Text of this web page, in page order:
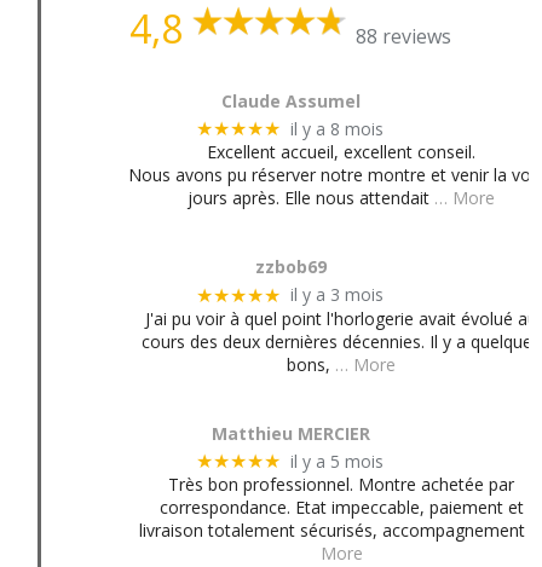
4,8 88 reviews
Claude Assumel
★★★★★ il y a 8 mois
Excellent accueil, excellent conseil.
Nous avons pu réserver notre montre et venir la
jours après. Elle nous attendait … More
zzbob69
★★★★★ il y a 3 mois
J'ai pu voir à quel point l'horlogerie avait évolué au
cours des deux dernières décennies. Il y a quelques
bons, … More
Matthieu MERCIER
★★★★★ il y a 5 mois
Très bon professionnel. Montre achetée par
correspondance. Etat impeccable, paiement et
livraison totalement sécurisés, accompagnement
More